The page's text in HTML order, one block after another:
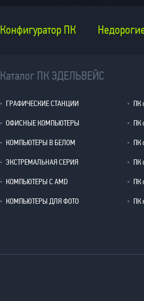
Конфигуратор ПК
Каталог ПК ЭДЕЛЬВЕЙС
ГРАФИЧЕСКИЕ СТАНЦИИ
ОФИСНЫЕ КОМПЬЮТЕРЫ
КОМПЬЮТЕРЫ В БЕЛОМ
ЭКСТРЕМАЛЬНАЯ СЕРИЯ
КОМПЬЮТЕРЫ С AMD
КОМПЬЮТЕРЫ ДЛЯ ФОТО
ПК
ПК
ПК
ПК
ПК
ПК